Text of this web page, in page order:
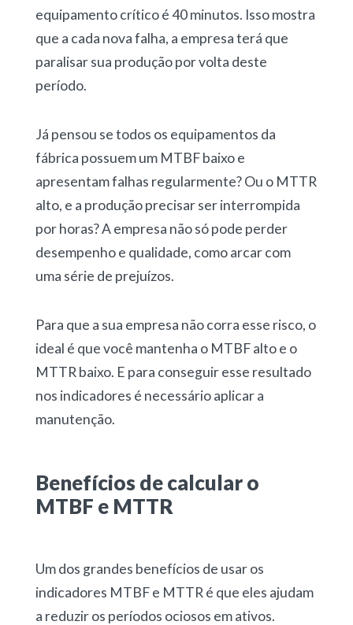
equipamento crítico é 40 minutos. Isso mostra
que a cada nova falha, a empresa terá que
paralisar sua produção por volta deste
período.
Já pensou se todos os equipamentos da
fábrica possuem um MTBF baixo e
apresentam falhas regularmente? Ou o MTTR
alto, e a produção precisar ser interrompida
por horas? A empresa não só pode perder
desempenho e qualidade, como arcar com
uma série de prejuízos.
Para que a sua empresa não corra esse risco, o
ideal é que você mantenha o MTBF alto e o
MTTR baixo. E para conseguir esse resultado
nos indicadores é necessário aplicar a
manutenção.
Benefícios de calcular o
MTBF e MTTR
Um dos grandes benefícios de usar os
indicadores MTBF e MTTR é que eles ajudam
a reduzir os períodos ociosos em ativos.